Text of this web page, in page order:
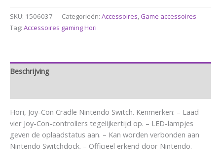
SKU: 1506037 Categorieën: Accessoires, Game accessoires
Tag: Accessoires gaming Hori
Beschrijving
Hori, Joy-Con Cradle Nintendo Switch. Kenmerken: – Laad
vier Joy-Con-controllers tegelijkertijd op. – LED-lampjes
geven de oplaadstatus aan. – Kan worden verbonden aan
Nintendo Switchdock. – Officieel erkend door Nintendo.